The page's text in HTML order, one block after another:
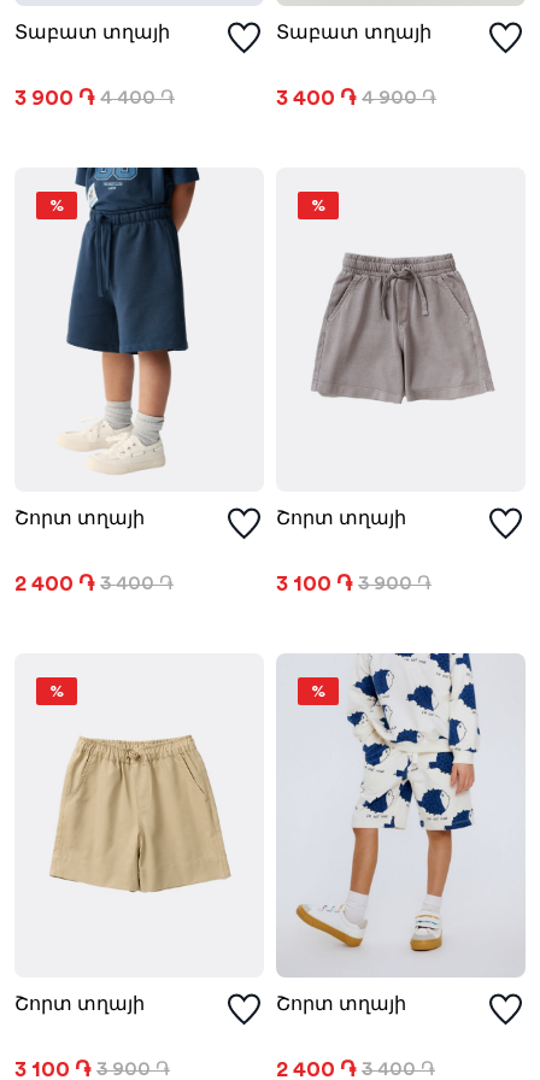
Տաբատ տղայի
3 900 ֏ 4 400 ֏
Տաբատ տղայի
3 400 ֏ 4 900 ֏
%
Շորտ տղայի
2 400 ֏ 3 400 ֏
%
Շորտ տղայի
3 100 ֏ 3 900 ֏
%
Շորտ տղայի
3 100 ֏ 3 900 ֏
%
Շորտ տղայի
2 400 ֏ 3 400 ֏